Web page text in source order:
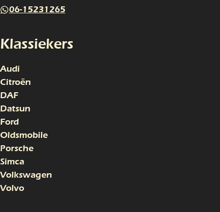
06-15231265
Klassiekers
Audi
Citroën
DAF
Datsun
Ford
Oldsmobile
Porsche
Simca
Volkswagen
Volvo